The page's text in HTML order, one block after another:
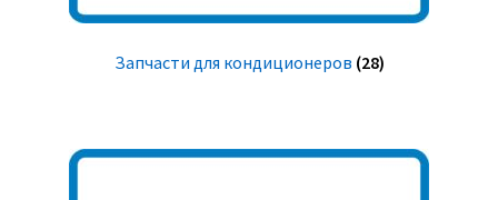
Запчасти для кондиционеров (28)